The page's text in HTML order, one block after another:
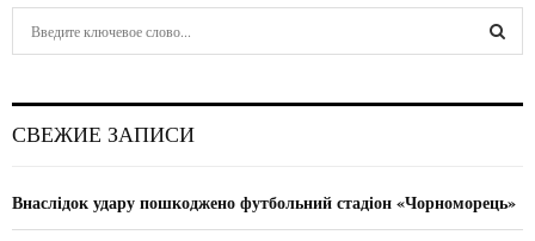
h
o
СВЕЖИЕ ЗАПИСИ
Внаслідок удару пошкоджено футбольний стадіон «Чорноморець»